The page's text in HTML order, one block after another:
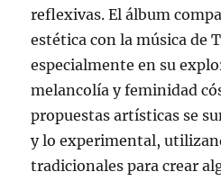
reflexivas. El álbum
estética con la música de
especialmente en su
melancolía y feminidad
propuestas artísticas se
y lo experimental,
tradicionales para crear